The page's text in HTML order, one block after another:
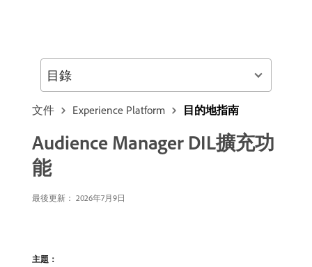
文件 Experience Platform 目的地指南
Audience Manager DIL擴充功
能
最後更新： 2026年7月9日
主題：
目錄